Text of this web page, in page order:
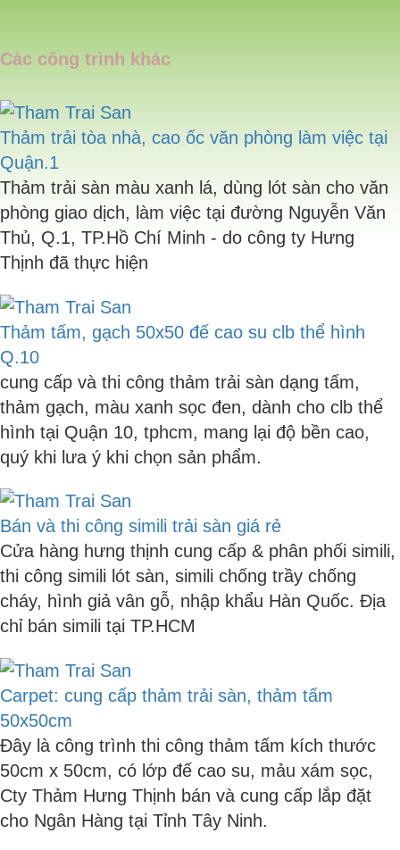
Các công trình khác
Thảm trải tòa nhà, cao ốc văn phòng làm việc tại
Quận.1
Thảm trải sàn màu xanh lá, dùng lót sàn cho văn
phòng giao dịch, làm việc tại đường Nguyễn Văn
Thủ, Q.1, TP.Hồ Chí Minh - do công ty Hưng
Thịnh đã thực hiện
Thảm tấm, gạch 50x50 đế cao su clb thể hình
Q.10
cung cấp và thi công thảm trải sàn dạng tấm,
thảm gạch, màu xanh sọc đen, dành cho clb thể
hình tại Quận 10, tphcm, mang lại độ bền cao,
quý khi lưa ý khi chọn sản phẩm.
Bán và thi công simili trải sàn giá rẻ
Cửa hàng hưng thịnh cung cấp & phân phối simili,
thi công simili lót sàn, simili chống trầy chống
cháy, hình giả vân gỗ, nhập khẩu Hàn Quốc. Địa
chỉ bán simili tại TP.HCM
Carpet: cung cấp thảm trải sàn, thảm tấm
50x50cm
Đây là công trình thi công thảm tấm kích thước
50cm x 50cm, có lớp đế cao su, mảu xám sọc,
Cty Thảm Hưng Thịnh bán và cung cấp lắp đặt
cho Ngân Hàng tại Tỉnh Tây Ninh.